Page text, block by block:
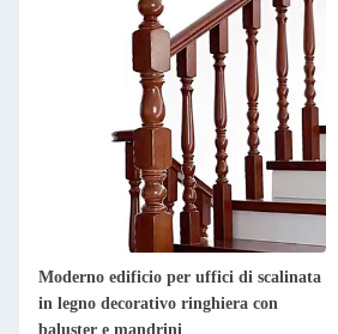
Moderno edificio per uffici di scalinata
in legno decorativo ringhiera con
baluster e mandrini